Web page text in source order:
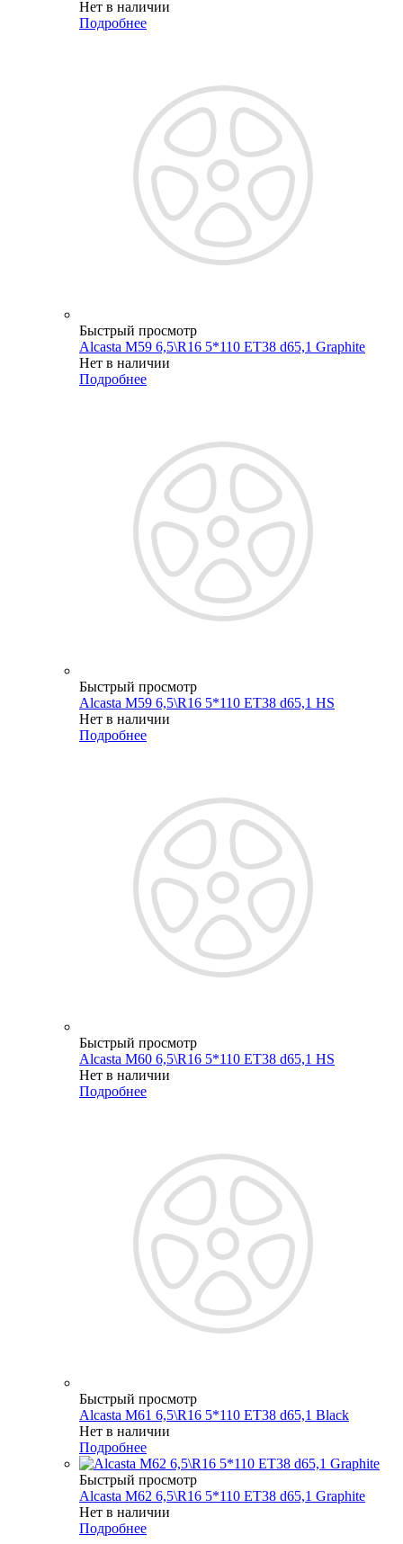
Нет в наличии
Подробнее
Быстрый просмотр
Alcasta M59 6,5\R16 5*110 ET38 d65,1 Graphite
Нет в наличии
Подробнее
Быстрый просмотр
Alcasta M59 6,5\R16 5*110 ET38 d65,1 HS
Нет в наличии
Подробнее
Быстрый просмотр
Alcasta M60 6,5\R16 5*110 ET38 d65,1 HS
Нет в наличии
Подробнее
Быстрый просмотр
Alcasta M61 6,5\R16 5*110 ET38 d65,1 Black
Нет в наличии
Подробнее
Быстрый просмотр
Alcasta M62 6,5\R16 5*110 ET38 d65,1 Graphite
Нет в наличии
Подробнее